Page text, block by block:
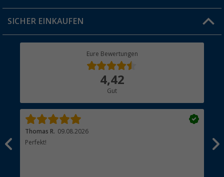
Jobs & Karriere
Rücksendung
SICHER EINKAUFEN
Eure Bewertungen
4,42
Gut
Thomas R. 09.08.2026
Perfekt!